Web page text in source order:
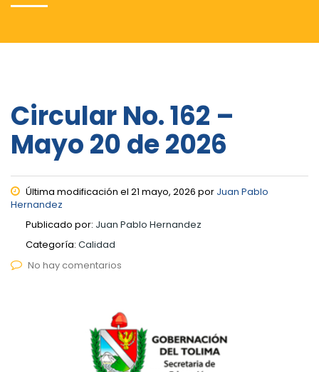
Circular No. 162 –
Mayo 20 de 2026
Última modificación el 21 mayo, 2026 por Juan Pablo
Hernandez
Publicado por: Juan Pablo Hernandez
Categoría: Calidad
No hay comentarios